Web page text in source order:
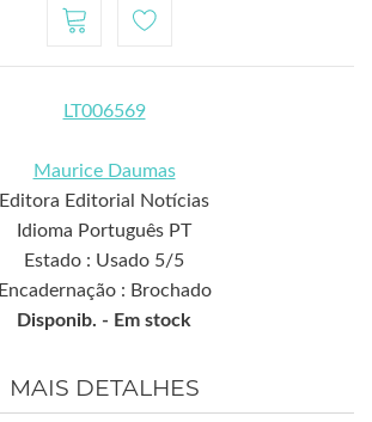
LT006569
Maurice Daumas
Editora Editorial Notícias
Idioma Português PT
Estado : Usado 5/5
Encadernação : Brochado
Disponib. - Em stock
MAIS DETALHES